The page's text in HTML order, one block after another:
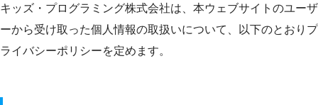
キッズ・プログラミング株式会社は、本ウェブサイトのユーザ
ーから受け取った個人情報の取扱いについて、以下のとおりプ
ライバシーポリシーを定めます。